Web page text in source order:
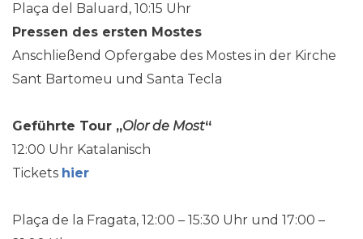
Plaça del Baluard, 10:15 Uhr
Pressen des ersten Mostes
Anschließend Opfergabe des Mostes in der Kirche
Sant Bartomeu und Santa Tecla
Geführte Tour „Olor de Most“
12:00 Uhr Katalanisch
Tickets hier
Plaça de la Fragata, 12:00 – 15:30 Uhr und 17:00 –